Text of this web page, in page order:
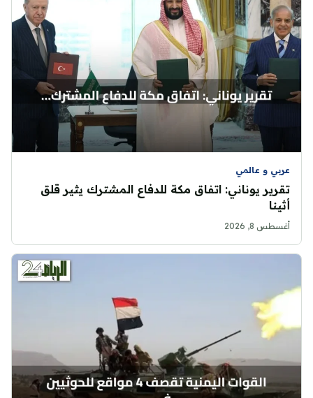
عربي و عالمي
تقرير يوناني: اتفاق مكة للدفاع المشترك يثير قلق
أثينا
أغسطس 8, 2026